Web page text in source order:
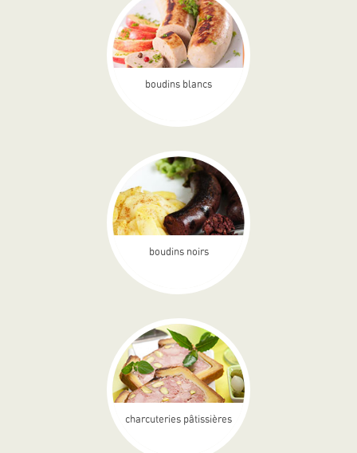
boudins blancs
boudins noirs
charcuteries pâtissières